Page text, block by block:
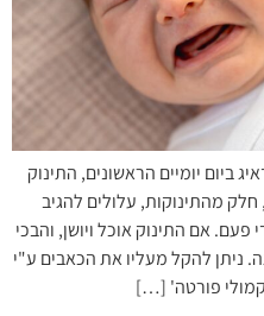
ביום יומיים הראשונים, התינוק
מהתינוקות, עלולים להגיב
פעם. אם התינוק אוכל ויושן, והבכי
ניתן להקל מעליו את הכאבים ע"י
פורטה' […]